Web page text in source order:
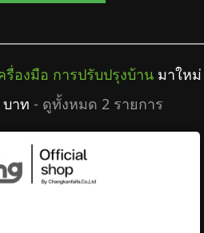
รื่องมือ การปรับปรุงบ้าน มาใหม่
บาท - ดูทั้งหมด 2 รายการ